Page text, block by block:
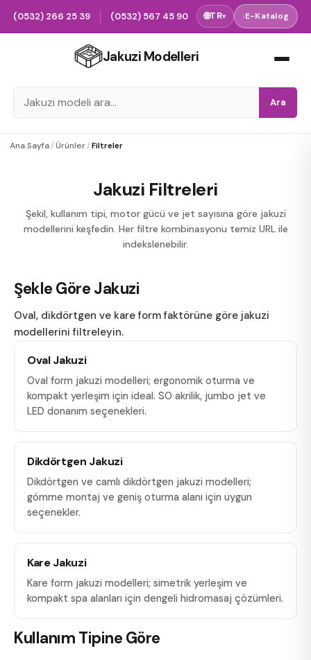
(0532) 266 25 39 (0532) 567 45 90 🌐TR▾ ›E-Katalog
Jakuzi Modelleri
Ara
Ana Sayfa/Ürünler/Filtreler
Jakuzi Filtreleri
Şekil, kullanım tipi, motor gücü ve jet sayısına göre jakuzi
modellerini keşfedin. Her filtre kombinasyonu temiz URL ile
indekslenebilir.
Şekle Göre Jakuzi
Oval, dikdörtgen ve kare form faktörüne göre jakuzi
modellerini filtreleyin.
Oval Jakuzi
Oval form jakuzi modelleri; ergonomik oturma ve
kompakt yerleşim için ideal. SO akrilik, jumbo jet ve
LED donanım seçenekleri.
Dikdörtgen Jakuzi
Dikdörtgen ve camlı dikdörtgen jakuzi modelleri;
gömme montaj ve geniş oturma alanı için uygun
seçenekler.
Kare Jakuzi
Kare form jakuzi modelleri; simetrik yerleşim ve
kompakt spa alanları için dengeli hidromasaj çözümleri.
Kullanım Tipine Göre